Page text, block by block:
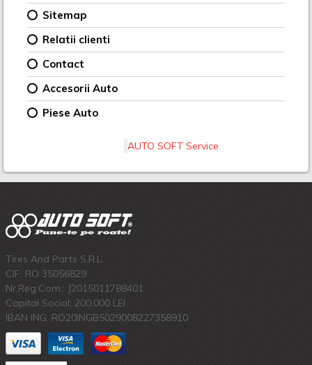
Sitemap
Relatii clienti
Contact
Accesorii Auto
Piese Auto
AUTO SOFT Service
Tires And Parts S.R.L.
CIF: RO 35056829
Nr.Reg.Com.: J2015011788401
Capital Social: 200.000 LEI
IBAN ING: RO20INGB5029008227358910